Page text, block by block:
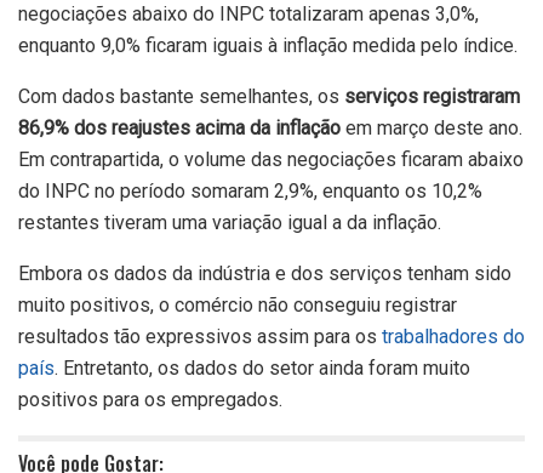
negociações abaixo do INPC totalizaram apenas 3,0%,
enquanto 9,0% ficaram iguais à inflação medida pelo índice.
Com dados bastante semelhantes, os serviços registraram
86,9% dos reajustes acima da inflação em março deste ano.
Em contrapartida, o volume das negociações ficaram abaixo
do INPC no período somaram 2,9%, enquanto os 10,2%
restantes tiveram uma variação igual a da inflação.
Embora os dados da indústria e dos serviços tenham sido
muito positivos, o comércio não conseguiu registrar
resultados tão expressivos assim para os trabalhadores do
país. Entretanto, os dados do setor ainda foram muito
positivos para os empregados.
Você pode Gostar: